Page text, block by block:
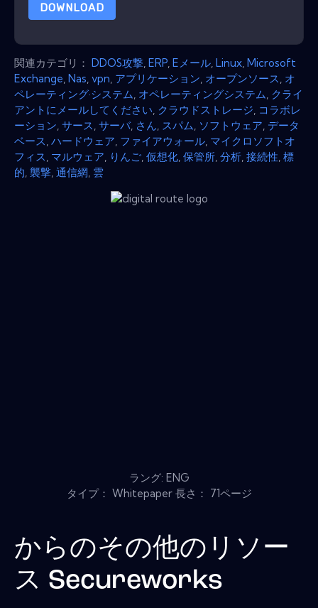
DOWNLOAD
関連カテゴリ： DDOS攻撃 ERP Eメール Linux Microsoft
Exchange Nas vpn アプリケーション オープンソース オ
ペレーティング·システム オペレーティングシステム クライ
アントにメールしてください クラウドストレージ コラボレ
ーション サース サーバ, さん スパム ソフトウェア データ
ベース ハードウェア ファイアウォール マイクロソフトオ
フィス マルウェア りんご 仮想化 保管所 分析 接続性 標
的 襲撃 通信網 雲
ラング: ENG
タイプ： Whitepaper 長さ： 71ページ
からのその他のリソー
ス Secureworks